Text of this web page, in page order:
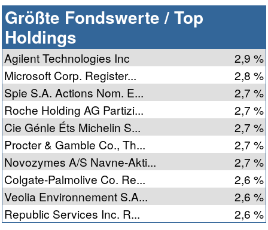
Größte Fondswerte / Top
Holdings
Agilent Technologies Inc
2,9 %
Microsoft Corp. Register...
2,8 %
Spie S.A. Actions Nom. E...
2,7 %
Roche Holding AG Partizi...
2,7 %
Cie Génle Éts Michelin S...
2,7 %
Procter & Gamble Co., Th...
2,7 %
Novozymes A/S Navne-Akti...
2,7 %
Colgate-Palmolive Co. Re...
2,6 %
Veolia Environnement S.A...
2,6 %
Republic Services Inc. R...
2,6 %